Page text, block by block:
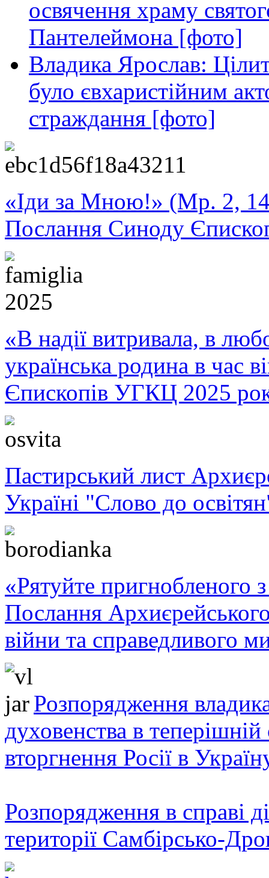
освячення храму
Пантелеймона [фото]
Владика Ярослав:
було євхаристійним
страждання [фото]
«Іди за Мною!» (Мр. 2,
Послання Синоду
«В надії витривала, в
українська родина в час
Єпископів УГКЦ 2025
Пастирський лист
Україні "Слово до
«Рятуйте пригнобленого
Послання
війни та справедливого
Розпорядження
духовенства в теперішній
вторгнення Росії в
Розпорядження в справі
території Самбірсько-